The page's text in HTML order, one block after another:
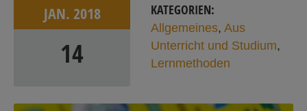
JAN. 2018
14
KATEGORIEN:
Allgemeines, Aus
Unterricht und Studium,
Lernmethoden